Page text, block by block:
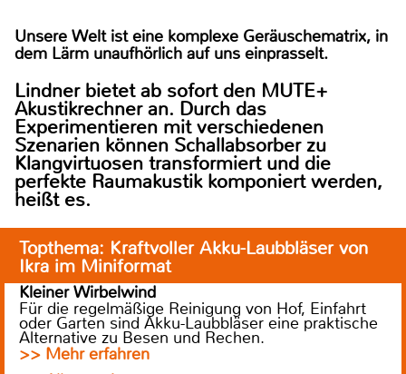
Unsere Welt ist eine komplexe Geräuschematrix, in
dem Lärm unaufhörlich auf uns einprasselt.
Lindner bietet ab sofort den MUTE+
Akustikrechneran. Durch das
Experimentieren mit verschiedenen
Szenarien können Schallabsorber zu
Klangvirtuosen transformiert und die
perfekte Raumakustik komponiert werden,
heißt es.
Topthema: Kraftvoller Akku-Laubbläser von
Ikra im Miniformat
Kleiner Wirbelwind
Für die regelmäßige Reinigung von Hof, Einfahrt
oder Garten sind Akku-Laubbläser eine praktische
Alternative zu Besen und Rechen.
>> Mehr erfahren